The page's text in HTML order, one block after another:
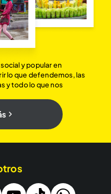
y popular en
lo que defendemos, las
y todo lo que nos